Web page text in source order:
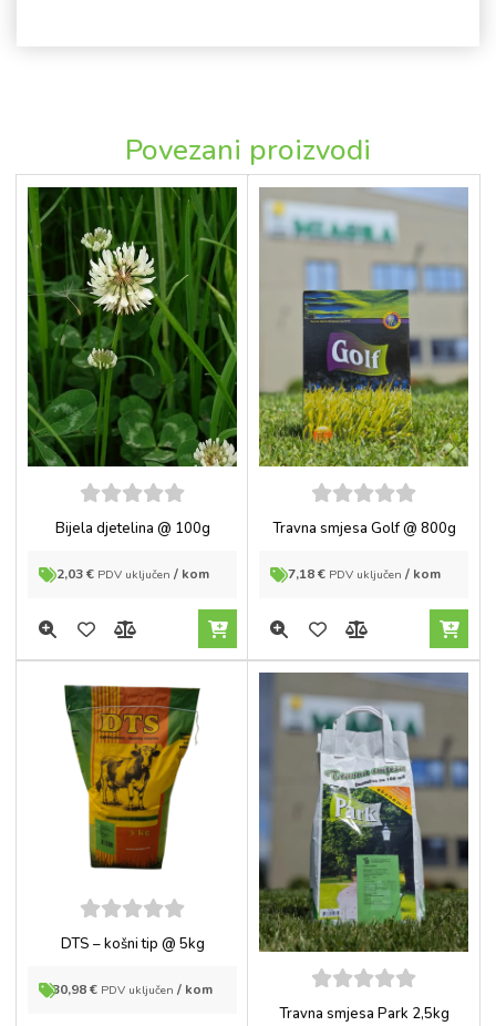
Povezani proizvodi
5out of
Bijela djetelina @ 100g
2,03€ PDV uključen / kom
5out of
Travna smjesa Golf @ 800g
7,18€ PDV uključen / kom
5
out of
DTS – košni tip @ 5kg
30,98€ PDV uključen / kom
5 out of
Travna smjesa Park 2,5kg